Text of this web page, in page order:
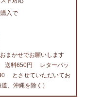
入で
まかせでお願いします
送料650円 レターパッ
とさせていただいてお
、沖縄を除く）